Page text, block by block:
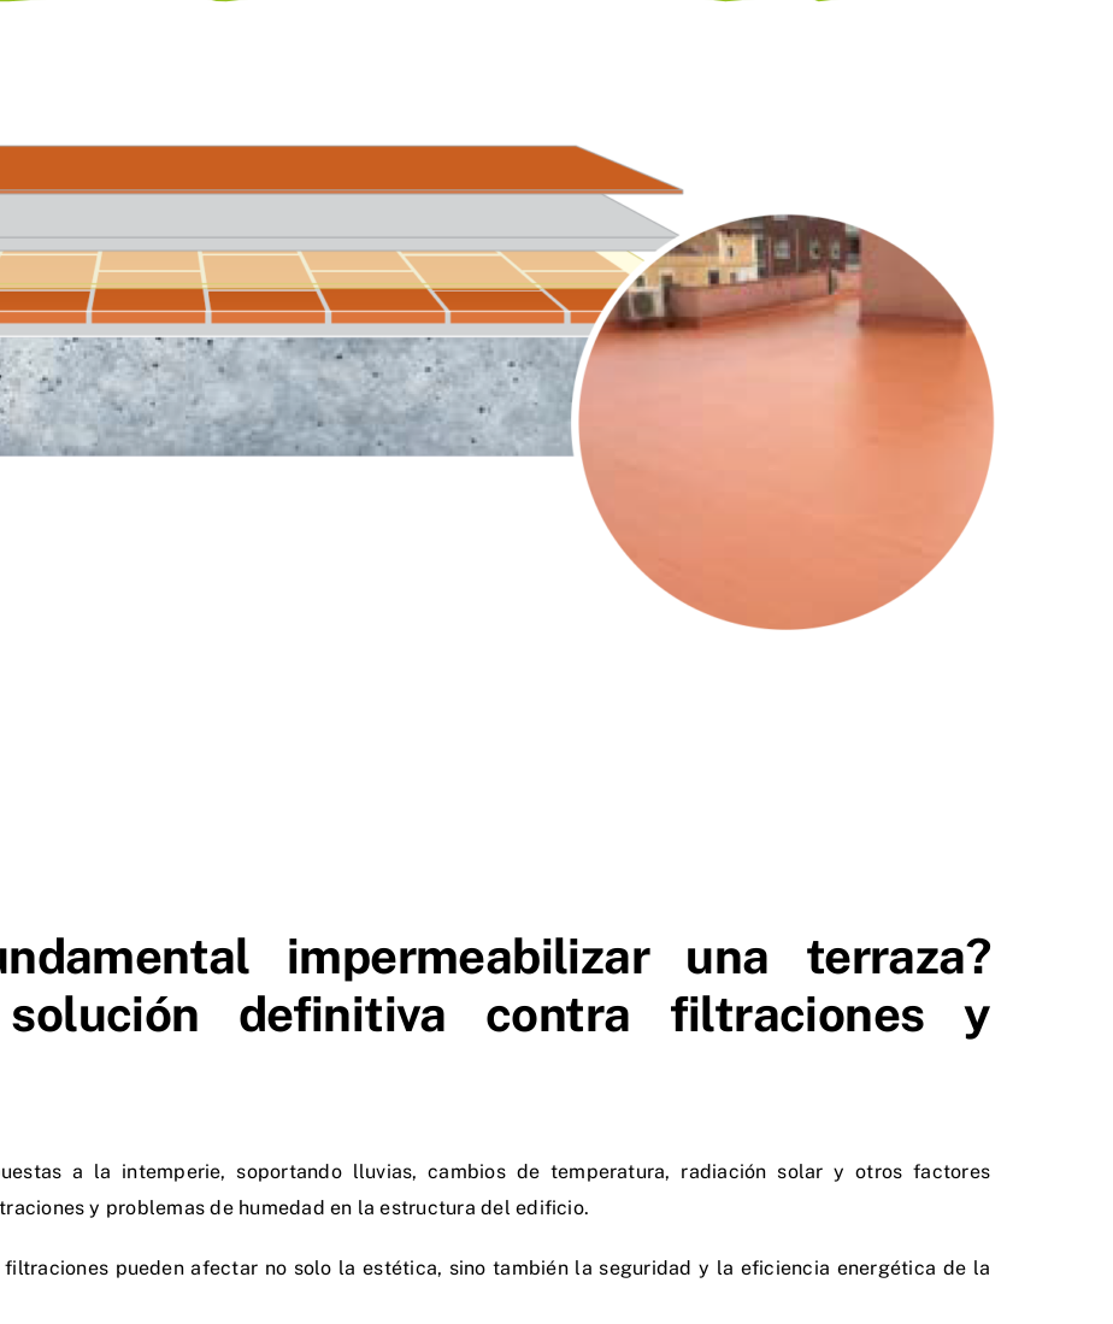
impermeabilizar una terraza?
definitiva contra filtraciones y
a la intemperie, soportando lluvias, cambios de temperatura, radiación solar y otros factores
y problemas de humedad en la estructura del edificio.
pueden afectar no solo la estética, sino también la seguridad y la eficiencia energética de la